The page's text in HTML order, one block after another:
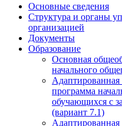
Основные сведения
Структура и органы
организацией
Документы
Образование
Основная
начального
Адаптированная
программа
обучающихся с
(вариант 7.1)
Адаптированная